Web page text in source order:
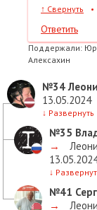
↑ Свернуть •
Ответить
Поддержали:
Алексахин
№34
13.05.2024
↓ Развернуть
№35
→
↓
№41
→